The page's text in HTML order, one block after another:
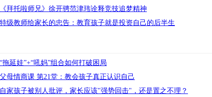
《拜托啦师兄》徐开骋范津玮诠释竞技追梦精神
特级教师给家长的忠告：教育孩子就是投资自己的后半生
“拖延娃”+“吼妈”组合如何打破困局
父母情商课 第21堂：教会孩子真正认识自己
自家孩子被别人批评，家长应该"强势回击"，还是置之不理？